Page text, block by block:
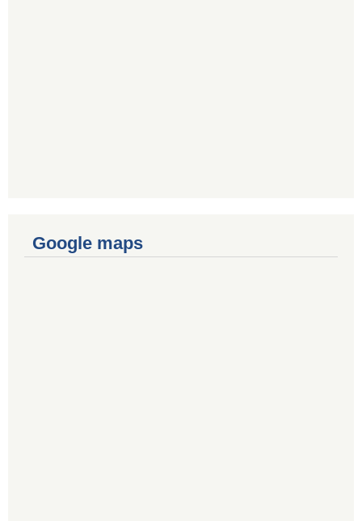
Google maps